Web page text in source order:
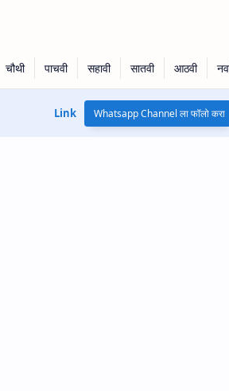
Link Whatsapp Channel ला फॉलो करा